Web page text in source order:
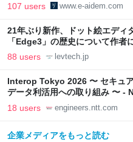
107 users www.e-aidem.com
21年ぶり新作、ドット絵エディ
「Edge3」の歴史について作者
LAB
88 users levtech.jp
Interop Tokyo 2026 〜 セキュ
データ利活用への取り組み 〜
Engineers' Blog
18 users engineers.ntt.com
企業メディアをもっと読む